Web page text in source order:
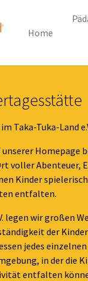
Home
Taka-Tuka-Land
unserer Homepage
voller Abenteuer,
Kinder
entfalten.
legen wir großen
der
jedes
in der die
entfalten